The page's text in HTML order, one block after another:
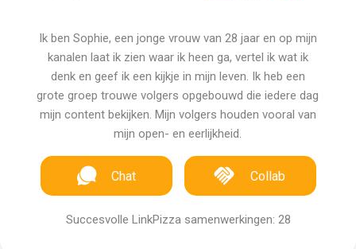
Ik ben Sophie, een jonge vrouw van 28 jaar en op mijn
kanalen laat ik zien waar ik heen ga, vertel ik wat ik
denk en geef ik een kijkje in mijn leven. Ik heb een
grote groep trouwe volgers opgebouwd die iedere dag
mijn content bekijken. Mijn volgers houden vooral van
mijn open- en eerlijkheid.
Chat Collab
Succesvolle LinkPizza samenwerkingen: 28